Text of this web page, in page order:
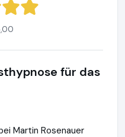
für das
Martin Rosenauer